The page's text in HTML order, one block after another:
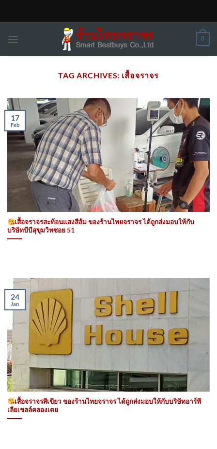
0
TAG ARCHIVES: เสื้อจราจร
เสื้อจราจรสะท้อนแสงสีส้ม ของร้านไทยจราจร ได้ถูกส่งมอบให้กับ
บริษัทบีบีสุขุมวิทซอย 51
17
Feb
เสื้อจราจรสีเขียว ของร้านไทยจราจร ได้ถูกส่งมอบให้กับบริษัทอาร์ที
เลียเชลล์คลองเตย
24
Jan